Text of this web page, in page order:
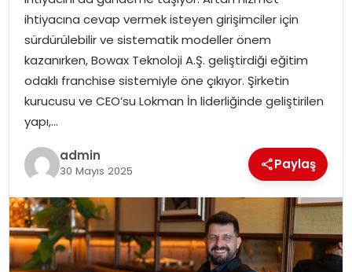
EĞITIM
OTOMOBIL
TEKNOLOJI
EKONOMI
ihtiyacına cevap vermek isteyen girişimciler için
sürdürülebilir ve sistematik modeller önem
kazanırken, Bowax Teknoloji A.Ş. geliştirdiği eğitim
odaklı franchise sistemiyle öne çıkıyor. Şirketin
kurucusu ve CEO’su Lokman İn liderliğinde geliştirilen
yapı,…
admin
30 Mayıs 2025 Paylaş